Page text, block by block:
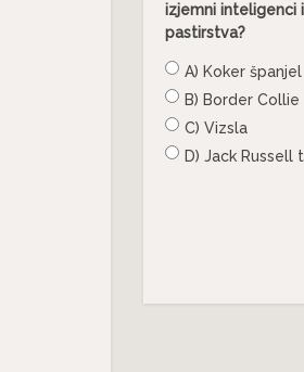
izjemni inteligenci
pastirstva?
A) Koker španjel
B) Border Collie
C) Vizsla
D) Jack Russell